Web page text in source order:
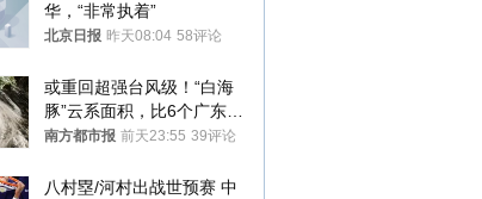
华，“非常执着”
北京日报 昨天08:04 58评论
或重回超强台风级！“白海
豚”云系面积，比6个广东还
大！深圳官方：注意这件事
南方都市报 前天23:55 39评论
八村塁/河村出战世预赛 中